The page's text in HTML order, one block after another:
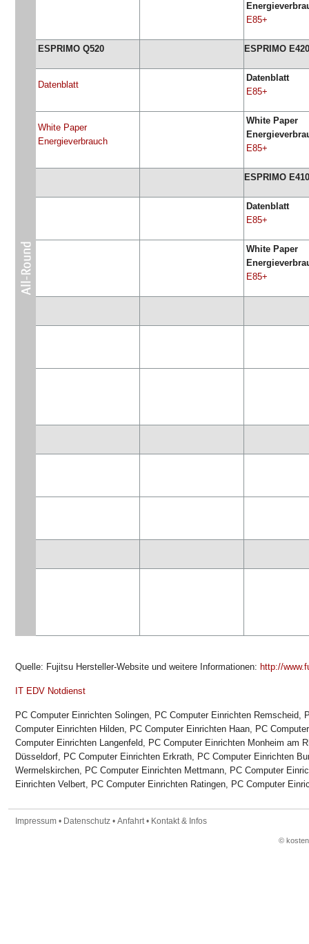
E85+
ESPRIMO Q520 ESPRIMO E420
Datenblatt
Datenblatt
E85+
White Paper
Energieverbrauch
White Paper
E85+
ESPRIMO E410
Datenblatt
E85+
White Paper
E85+
Quelle: Fujitsu Hersteller-Website und weitere Informationen: http://
IT EDV Notdienst
PC Computer Einrichten Solingen, PC Computer Einrichten Remscheid,
Computer Einrichten Hilden, PC Computer Einrichten Haan, PC
Computer Einrichten Langenfeld, PC Computer Einrichten Monheim am
Düsseldorf, PC Computer Einrichten Erkrath, PC Computer Einrichten
Wermelskirchen, PC Computer Einrichten Mettmann, PC Computer
Einrichten Velbert, PC Computer Einrichten Ratingen, PC Computer
Impressum • Datenschutz • Anfahrt• Kontakt & Infos
©